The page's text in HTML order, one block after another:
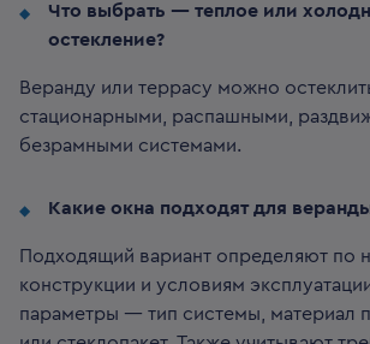
Что выбрать — теплое или
остекление?
Веранду или террасу можно
стационарными, распашными,
безрамными системами.
Какие окна подходят для
Подходящий вариант определяют по
конструкции и условиям
параметры — тип системы, материал